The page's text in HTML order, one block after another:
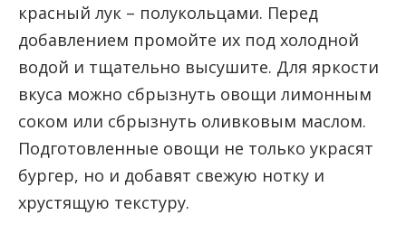
красный лук – полукольцами. Перед
добавлением промойте их под холодной
водой и тщательно высушите. Для яркости
вкуса можно сбрызнуть овощи лимонным
соком или сбрызнуть оливковым маслом.
Подготовленные овощи не только украсят
бургер, но и добавят свежую нотку и
хрустящую текстуру.